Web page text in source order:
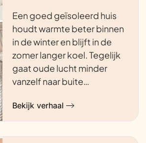
Een goed geïsoleerd huis
houdt warmte beter binnen
in de winter en blijft in de
zomer langer koel. Tegelijk
gaat oude lucht minder
vanzelf naar buite…
Bekijk verhaal